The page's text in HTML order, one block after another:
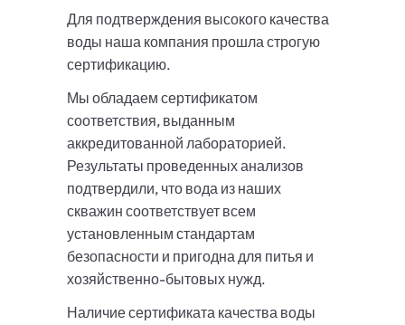
Для подтверждения высокого качества
воды наша компания прошла строгую
сертификацию.
Мы обладаем сертификатом
соответствия, выданным
аккредитованной лабораторией.
Результаты проведенных анализов
подтвердили, что вода из наших
скважин соответствует всем
установленным стандартам
безопасности и пригодна для питья и
хозяйственно-бытовых нужд.
Наличие сертификата качества воды